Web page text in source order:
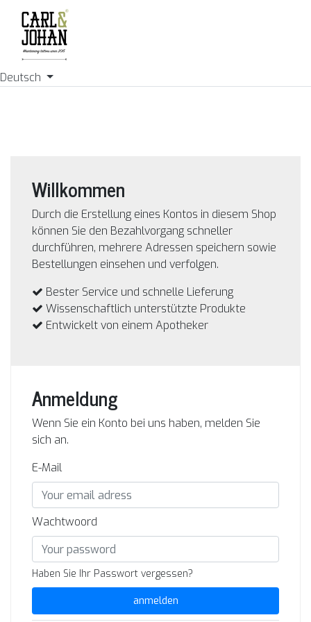
Deutsch
Willkommen
Durch die Erstellung eines Kontos in diesem Shop
können Sie den Bezahlvorgang schneller
durchführen, mehrere Adressen speichern sowie
Bestellungen einsehen und verfolgen.
Bester Service und schnelle Lieferung
Wissenschaftlich unterstützte Produkte
Entwickelt von einem Apotheker
Anmeldung
Wenn Sie ein Konto bei uns haben, melden Sie
sich an.
E-Mail
Wachtwoord
Haben Sie Ihr Passwort vergessen?
anmelden